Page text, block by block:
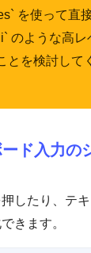
を使って直
のような高
とを検討して
ド入力の
したり、テ
きます。